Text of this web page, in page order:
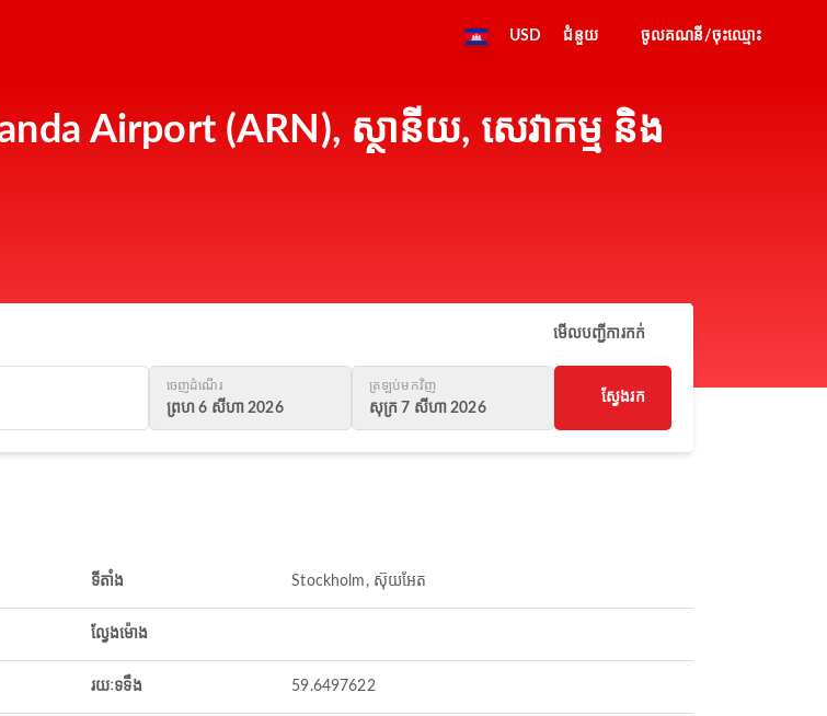
USD ជំនួយ ចូលគណនី/ចុះឈ្មោះ
Airport (ARN), ស្ថានីយ, សេវាកម្ម និង
មើលបញ្ជីការកក់
ចេញដំណើរ
ព្រហ 6 សីហា 2026
ត្រឡប់មកវិញ
សុក្រ 7 សីហា 2026
ស្វែងរក
ទីតាំង Stockholm, ស៊ុយអែត
ល្វែងម៉ោង
រយៈទទឹង 59.6497622